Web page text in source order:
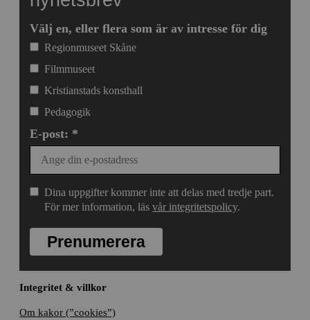
Välj en, eller flera som är av intresse för dig
Regionmuseet Skåne
Filmmuseet
Kristianstads konsthall
Pedagogik
E-post: *
Dina uppgifter kommer inte att delas med tredje part.
För mer information, läs vår integritetspolicy.
Prenumerera
Integritet & villkor
Om kakor (”cookies”)